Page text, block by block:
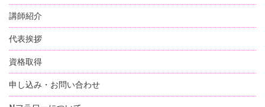
講師紹介
代表挨拶
資格取得
申し込み・お問い合わせ